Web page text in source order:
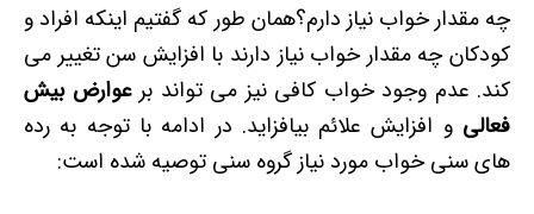
چه مقدار خواب نیاز دارم؟همان طور که گفتیم اینکه افراد و
کودکان چه مقدار خواب نیاز دارند با افزایش سن تغییر می
کند. عدم وجود خواب کافی نیز می تواند بر عوارض بیش
فعالی و افزایش علائم بیافزاید. در ادامه با توجه به رده
های سنی خواب مورد نیاز گروه سنی توصیه شده است: